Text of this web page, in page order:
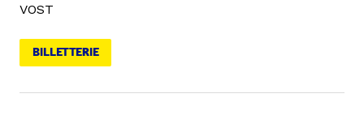
VOST
BILLETTERIE